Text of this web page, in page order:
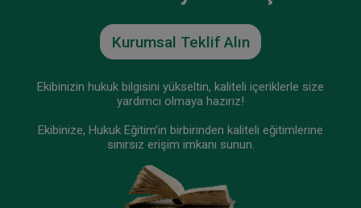
Kurumsal Teklif Alın
Ekibinizin hukuk bilgisini yükseltin, kaliteli içeriklerle size
yardımcı olmaya hazırız!
Ekibinize, Hukuk Eğitim’in birbirinden kaliteli eğitimlerine
sınırsız erişim imkanı sunun.